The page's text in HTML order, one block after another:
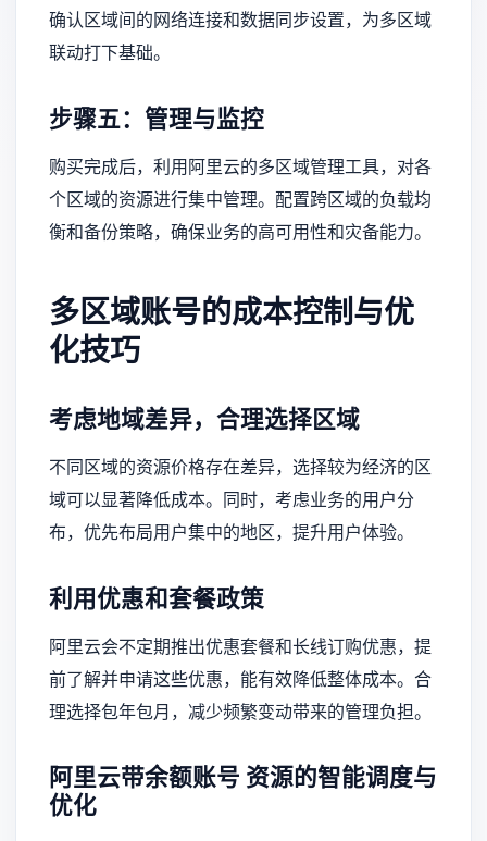
确认区域间的网络连接和数据同步设置，为多区域
联动打下基础。
步骤五：管理与监控
购买完成后，利用阿里云的多区域管理工具，对各
个区域的资源进行集中管理。配置跨区域的负载均
衡和备份策略，确保业务的高可用性和灾备能力。
多区域账号的成本控制与优
化技巧
考虑地域差异，合理选择区域
不同区域的资源价格存在差异，选择较为经济的区
域可以显著降低成本。同时，考虑业务的用户分
布，优先布局用户集中的地区，提升用户体验。
利用优惠和套餐政策
阿里云会不定期推出优惠套餐和长线订购优惠，提
前了解并申请这些优惠，能有效降低整体成本。合
理选择包年包月，减少频繁变动带来的管理负担。
阿里云带余额账号 资源的智能调度与
优化